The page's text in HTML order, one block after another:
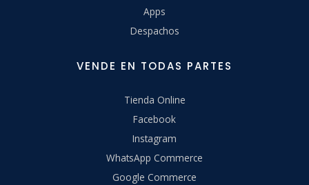
Apps
Despachos
VENDE EN TODAS PARTES
Tienda Online
Facebook
Instagram
WhatsApp Commerce
Google Commerce